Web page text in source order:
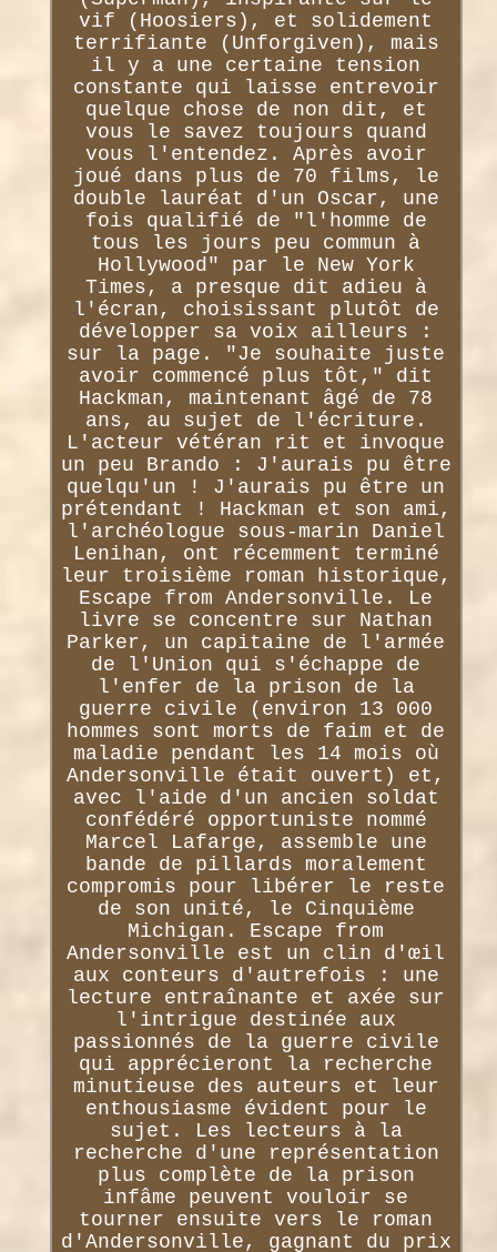
vif (Hoosiers), et solidement
terrifiante (Unforgiven), mais
il y a une certaine tension
constante qui laisse entrevoir
quelque chose de non dit, et
vous le savez toujours quand
vous l'entendez. Après avoir
joué dans plus de 70 films, le
double lauréat d'un Oscar, une
fois qualifié de "l'homme de
tous les jours peu commun à
Hollywood" par le New York
Times, a presque dit adieu à
l'écran, choisissant plutôt de
développer sa voix ailleurs :
sur la page. "Je souhaite juste
avoir commencé plus tôt," dit
Hackman, maintenant âgé de 78
ans, au sujet de l'écriture.
L'acteur vétéran rit et invoque
un peu Brando : J'aurais pu être
quelqu'un ! J'aurais pu être un
prétendant ! Hackman et son ami,
l'archéologue sous-marin Daniel
Lenihan, ont récemment terminé
leur troisième roman historique,
Escape from Andersonville. Le
livre se concentre sur Nathan
Parker, un capitaine de l'armée
de l'Union qui s'échappe de
l'enfer de la prison de la
guerre civile (environ 13 000
hommes sont morts de faim et de
maladie pendant les 14 mois où
Andersonville était ouvert) et,
avec l'aide d'un ancien soldat
confédéré opportuniste nommé
Marcel Lafarge, assemble une
bande de pillards moralement
compromis pour libérer le reste
de son unité, le Cinquième
Michigan. Escape from
Andersonville est un clin d'œil
aux conteurs d'autrefois : une
lecture entraînante et axée sur
l'intrigue destinée aux
passionnés de la guerre civile
qui apprécieront la recherche
minutieuse des auteurs et leur
enthousiasme évident pour le
sujet. Les lecteurs à la
recherche d'une représentation
plus complète de la prison
infâme peuvent vouloir se
tourner ensuite vers le roman
d'Andersonville, gagnant du prix